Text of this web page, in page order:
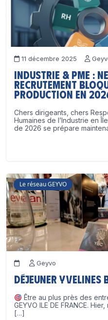
11 décembre 2025
Industrie & PME :
recrutement
production en
Chers dirigeants, chers
Humaines de l’Industrie en
de 2026 se prépare
Le réseau GEYVO
Geyvo
Déjeuner Yvelines
Être au plus près des
GEYVO ILE DE FRANCE.
[…]